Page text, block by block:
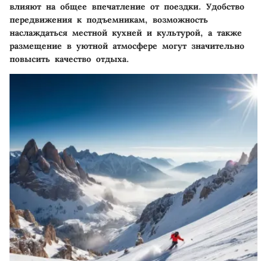
влияют на общее впечатление от поездки. Удобство
передвижения к подъемникам, возможность
наслаждаться местной кухней и культурой, а также
размещение в уютной атмосфере могут значительно
повысить качество отдыха.